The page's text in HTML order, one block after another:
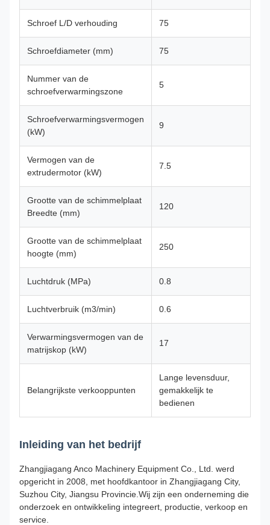
Schroef L/D verhouding 75
Schroefdiameter (mm) 75
Nummer van de
schroefverwarmingszone
5
Schroefverwarmingsvermogen
(kW)
9
Vermogen van de
extrudermotor (kW)
7.5
Grootte van de schimmelplaat
Breedte (mm)
120
Grootte van de schimmelplaat
hoogte (mm)
250
Luchtdruk (MPa) 0.8
Luchtverbruik (m3/min) 0.6
Verwarmingsvermogen van de
matrijskop (kW)
17
Belangrijkste verkooppunten
Lange levensduur,
gemakkelijk te
bedienen
Inleiding van het bedrijf
Zhangjiagang Anco Machinery Equipment Co., Ltd. werd
opgericht in 2008, met hoofdkantoor in Zhangjiagang City,
Suzhou City, Jiangsu Provincie.Wij zijn een onderneming die
onderzoek en ontwikkeling integreert, productie, verkoop en
service.